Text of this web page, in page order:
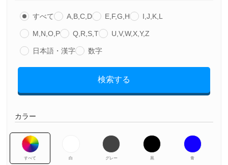
すべて A,B,C,D E,F,G,H I,J,K,L
M,N,O,P Q,R,S,T U,V,W,X,Y,Z
日本語・漢字 数字
検索する
カラー
すべて 白 グレー 黒 青